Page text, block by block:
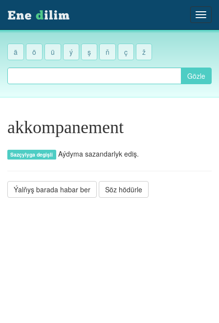
ä ö ü ý ş ň ç ž
Gözle
akkompanement
Sazçylyga degişli Aýdyma sazandarlyk ediş.
Ýalňyş barada habar ber Söz hödürle